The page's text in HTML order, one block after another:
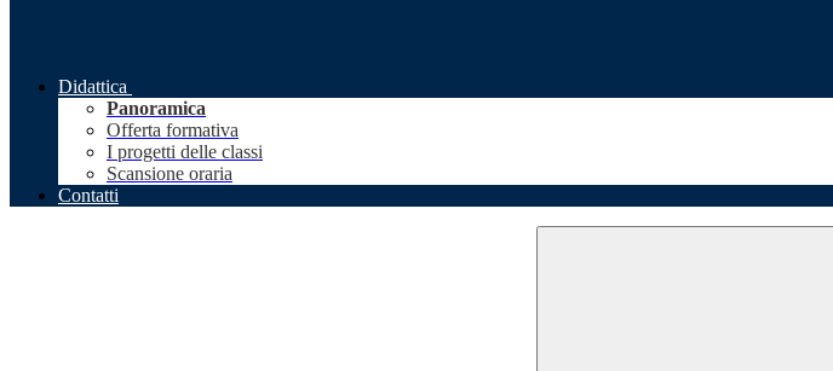
Didattica
Panoramica
Offerta formativa
I progetti delle classi
Scansione oraria
Contatti